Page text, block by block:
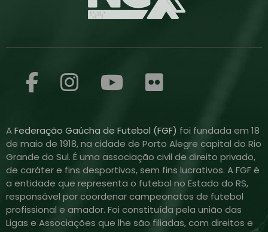
AFederação Gaúcha de Futebol (FGF) foi fundada em 18
de maio de 1918, na cidade de Porto Alegre capital do Rio
Grande do Sul. É uma associação civil de direito privado,
de caráter e fins desportivos, sem fins lucrativos. A FGF é
a entidade que representa o futebol no Estado do RS,
responsável por coordenar campeonatos de futebol
profissional e amador. Foi constituída pela união das
Ligas e Associações que lhe são filiadas, com direitos e